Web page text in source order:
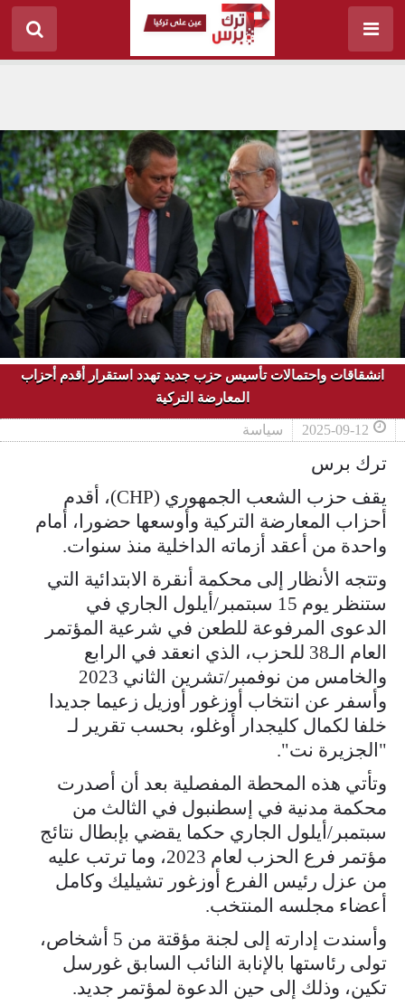
انشقاقات واحتمالات تأسيس حزب جديد تهدد استقرار أقدم أحزاب
المعارضة التركية
2025-09-12 سياسة
ترك برس
يقف حزب الشعب الجمهوري (CHP)، أقدم
أحزاب المعارضة التركية وأوسعها حضورا، أمام
واحدة من أعقد أزماته الداخلية منذ سنوات.
وتتجه الأنظار إلى محكمة أنقرة الابتدائية التي
ستنظر يوم 15 سبتمبر/أيلول الجاري في
الدعوى المرفوعة للطعن في شرعية المؤتمر
العام الـ38 للحزب، الذي انعقد في الرابع
والخامس من نوفمبر/تشرين الثاني 2023
وأسفر عن انتخاب أوزغور أوزيل زعيما جديدا
خلفا لكمال كليجدار أوغلو، بحسب تقرير لـ
"الجزيرة نت".
وتأتي هذه المحطة المفصلية بعد أن أصدرت
محكمة مدنية في إسطنبول في الثالث من
سبتمبر/أيلول الجاري حكما يقضي بإبطال نتائج
مؤتمر فرع الحزب لعام 2023، وما ترتب عليه
من عزل رئيس الفرع أوزغور تشيليك وكامل
أعضاء مجلسه المنتخب.
وأسندت إدارته إلى لجنة مؤقتة من 5 أشخاص،
تولى رئاستها بالإنابة النائب السابق غورسل
تكين، وذلك إلى حين الدعوة لمؤتمر جديد.